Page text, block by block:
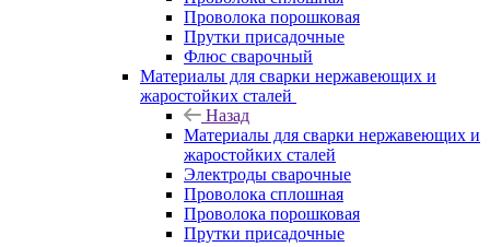
Проволока порошковая
Прутки присадочные
Флюс сварочный
Материалы для сварки нержавеющих и
жаростойких сталей
Назад
Материалы для сварки нержавеющих и
жаростойких сталей
Электроды сварочные
Проволока сплошная
Проволока порошковая
Прутки присадочные